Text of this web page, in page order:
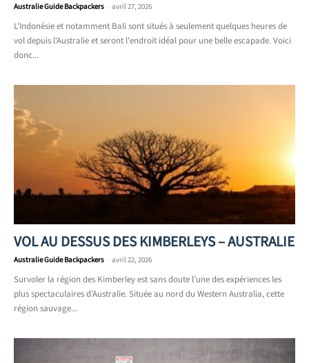
Australie Guide Backpackers - avril 27, 2026
L'Indonésie et notamment Bali sont situés à seulement quelques heures de
vol depuis l'Australie et seront l'endroit idéal pour une belle escapade. Voici
donc...
VOL AU DESSUS DES KIMBERLEYS – AUSTRALIE
Australie Guide Backpackers - avril 22, 2026
Survoler la région des Kimberley est sans doute l’une des expériences les
plus spectaculaires d’Australie. Située au nord du Western Australia, cette
région sauvage...